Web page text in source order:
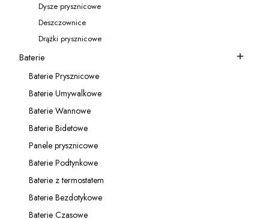
Kategoria - Dysze prysznicowe
Dysze prysznicowe
Kategoria - Deszczownice
Deszczownice
Kategoria - Drążki prysznicowe
Drążki prysznicowe
Kategoria - Baterie
Baterie
Kategoria - Baterie Prysznicowe
Baterie Prysznicowe
Kategoria - Baterie Umywalkowe
Baterie Umywalkowe
Kategoria - Baterie Wannowe
Baterie Wannowe
Kategoria - Baterie Bidetowe
Baterie Bidetowe
Kategoria - Panele prysznicowe
Panele prysznicowe
Kategoria - Baterie Podtynkowe
Baterie Podtynkowe
Kategoria - Baterie z termostatem
Baterie z termostatem
Kategoria - Baterie Bezdotykowe
Baterie Bezdotykowe
Baterie Czasowe